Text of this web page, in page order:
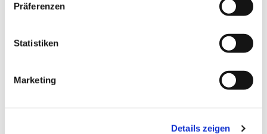
Präferenzen
Statistiken
Marketing
Details zeigen
interessieren